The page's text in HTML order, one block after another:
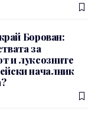
Борован:
за
и луксозните
началник